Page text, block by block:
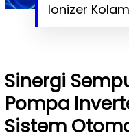
Ionizer
Sinergi
Pompa
Sistem